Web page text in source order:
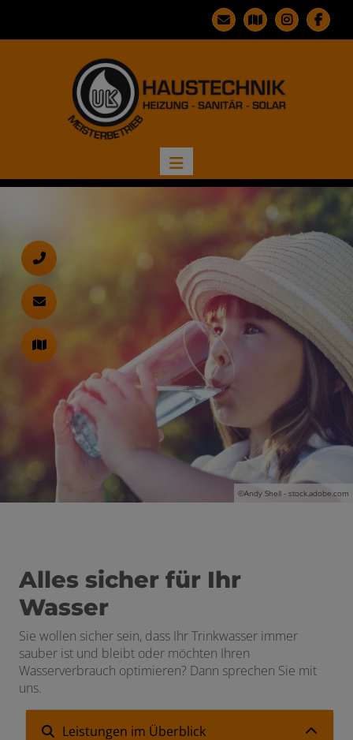
©Andy Shell - stock.adobe.com
Alles sicher für Ihr
Wasser
Sie wollen sicher sein, dass Ihr Trinkwasser immer
sauber ist und bleibt oder möchten Ihren
Wasserverbrauch optimieren? Dann sprechen Sie mit
uns.
Leistungen im Überblick
schließen
schließen
öffnen und schließen
schließen